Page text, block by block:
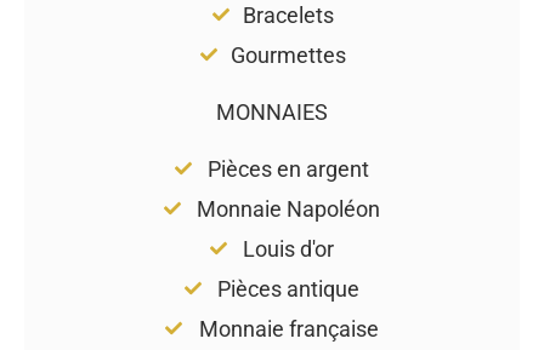
Bracelets
Gourmettes
MONNAIES
Pièces en argent
Monnaie Napoléon
Louis d'or
Pièces antique
Monnaie française